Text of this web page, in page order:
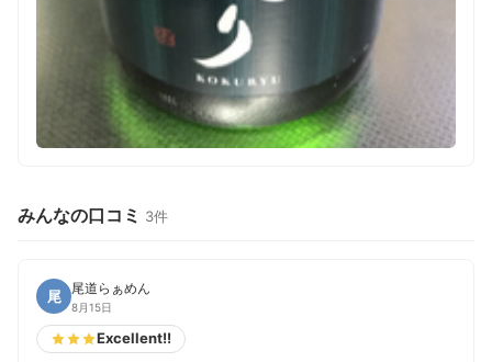
みんなの口コミ 3件
尾 尾道らぁめん
8月15日
Excellent!!